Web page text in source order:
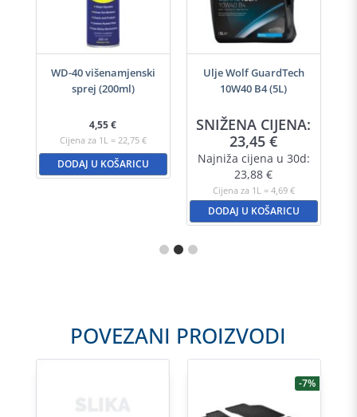
WD-40 višenamjenski
sprej (200ml)
4,55€
Cijena za 1L = 22,75 €
DODAJ U KOŠARICU
Ulje Wolf GuardTech
10W40 B4 (5L)
SNIŽENA CIJENA:
23,45€
Najniža cijena u 30d:
23,88€
Cijena za 1L = 4,69 €
DODAJ U KOŠARICU
POVEZANI PROIZVODI
-7%